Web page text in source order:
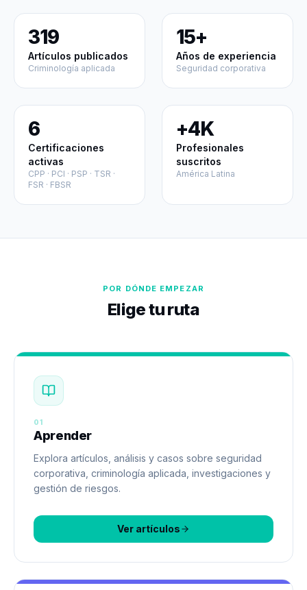
319
Artículos publicados
Criminología aplicada
15+
Años de experiencia
Seguridad corporativa
6
Certificaciones
activas
CPP · PCI · PSP · TSR ·
FSR · FBSR
+4K
Profesionales
suscritos
América Latina
POR DÓNDE EMPEZAR
Elige tu ruta
01
Aprender
Explora artículos, análisis y casos sobre seguridad
corporativa, criminología aplicada, investigaciones y
gestión de riesgos.
Ver artículos